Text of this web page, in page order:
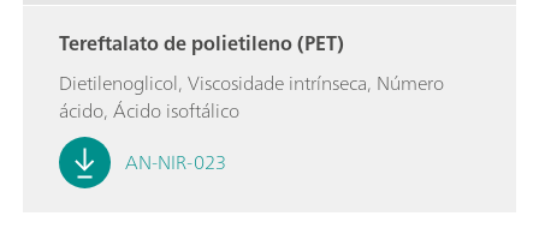
Tereftalato de polietileno (PET)
Dietilenoglicol, Viscosidade intrínseca, Número
ácido, Ácido isoftálico
AN-NIR-023